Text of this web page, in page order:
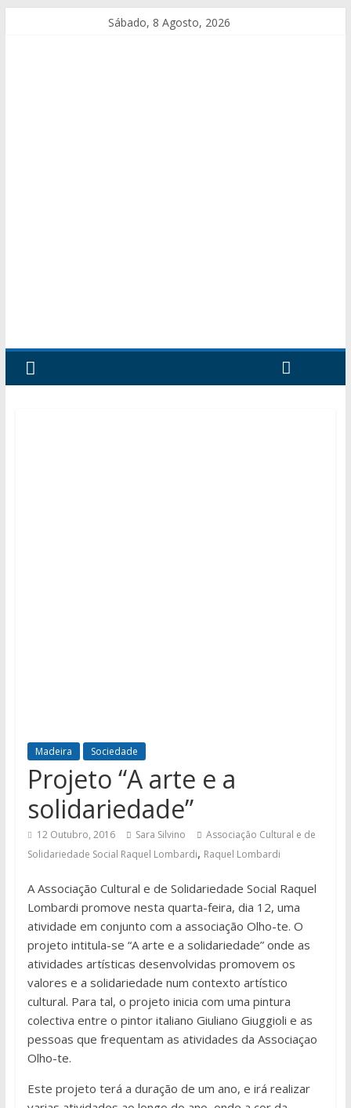
Sábado, 8 Agosto, 2026
Madeira Sociedade
Projeto “A arte e a
solidariedade”
12 Outubro, 2016 Sara Silvino
Associação Cultural e de
Solidariedade Social Raquel Lombardi, Raquel Lombardi
A Associação Cultural e de Solidariedade Social Raquel
Lombardi promove nesta quarta-feira, dia 12, uma
atividade em conjunto com a associação Olho-te. O
projeto intitula-se “A arte e a solidariedade” onde as
atividades artísticas desenvolvidas promovem os
valores e a solidariedade num contexto artístico
cultural. Para tal, o projeto inicia com uma pintura
colectiva entre o pintor italiano Giuliano Giuggioli e as
pessoas que frequentam as atividades da Associaçao
Olho-te.
Este projeto terá a duração de um ano, e irá realizar